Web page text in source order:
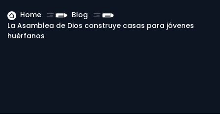
Home
Blog
La Asamblea de Dios construye casas para jóvenes
huérfanos